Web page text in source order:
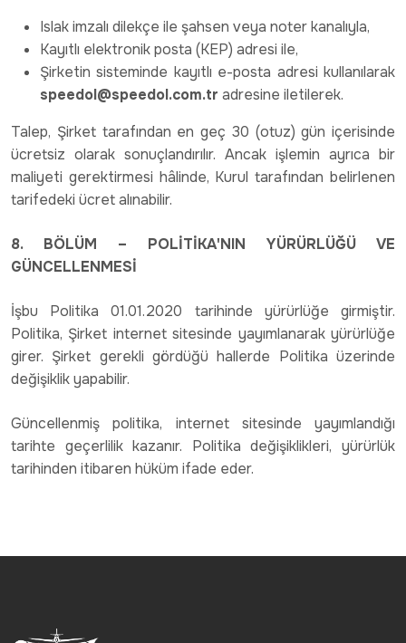
Islak imzalı dilekçe ile şahsen veya noter kanalıyla,
Kayıtlı elektronik posta (KEP) adresi ile,
Şirketin sisteminde kayıtlı e-posta adresi kullanılarak
speedol@speedol.com.tr adresine iletilerek.
Talep, Şirket tarafından en geç 30 (otuz) gün içerisinde
ücretsiz olarak sonuçlandırılır. Ancak işlemin ayrıca bir
maliyeti gerektirmesi hâlinde, Kurul tarafından belirlenen
tarifedeki ücret alınabilir.
8. BÖLÜM – POLİTİKA'NIN YÜRÜRLÜĞÜ VE
GÜNCELLENMESİ
İşbu Politika 01.01.2020 tarihinde yürürlüğe girmiştir.
Politika, Şirket internet sitesinde yayımlanarak yürürlüğe
girer. Şirket gerekli gördüğü hallerde Politika üzerinde
değişiklik yapabilir.
Güncellenmiş politika, internet sitesinde yayımlandığı
tarihte geçerlilik kazanır. Politika değişiklikleri, yürürlük
tarihinden itibaren hüküm ifade eder.